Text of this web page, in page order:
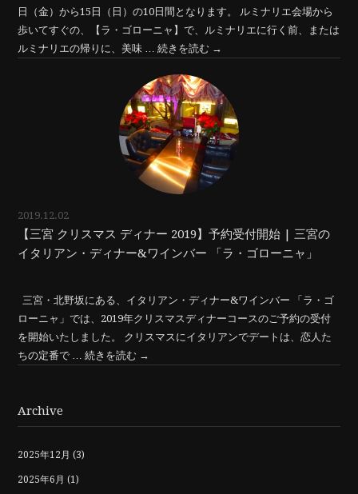
日（金）から15日（日）の10日間となります。 ルミナリエ会場から
歩いてすぐの、【ラ・ゴローニャ】で、ルミナリエに行く前、または
ルミナリエの帰りに、美味 …続きを読む →
2019.12.02
【三宮 クリスマス ディナー 2019】予約受付開始 | 三宮の
イタリアン・ディナー&ワインバー 「ラ・ゴローニャ」
三宮・北野坂にある、イタリアン・ディナー&ワインバー 「ラ・ゴ
ローニャ」では、2019年クリスマスディナーコースのご予約の受付
を開始いたしました。 クリスマスにイタリアンでデートは、恋人た
ちの定番で …続きを読む →
Archive
2025年12月 (3)
2025年6月 (1)